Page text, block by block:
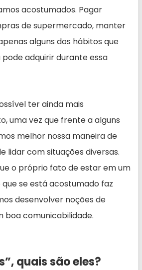
acostumados. Pagar
de supermercado, manter
alguns dos hábitos que
adquirir durante essa
ter ainda mais
uma vez que frente a alguns
melhor nossa maneira de
lidar com situações diversas.
o próprio fato de estar em um
se está acostumado faz
desenvolver noções de
boa comunicabilidade.
quais são eles?